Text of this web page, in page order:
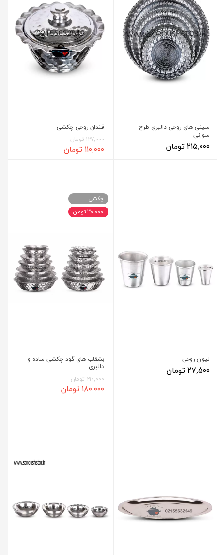
سینی های روحی دالبری طرح
سوزنی
۲۱۵,۰۰۰ تومان
قندان روحی چکشی
۱۲۷,۰۰۰ تومان
۱۱۰,۰۰۰ تومان
لیوان روحی
۲۷,۵۰۰ تومان
بشقاب های گود چکشی ساده و
دالبری
۲۱۰,۰۰۰ تومان
۱۸۰,۰۰۰ تومان
چکشی
۳۰,۰۰۰ تومان